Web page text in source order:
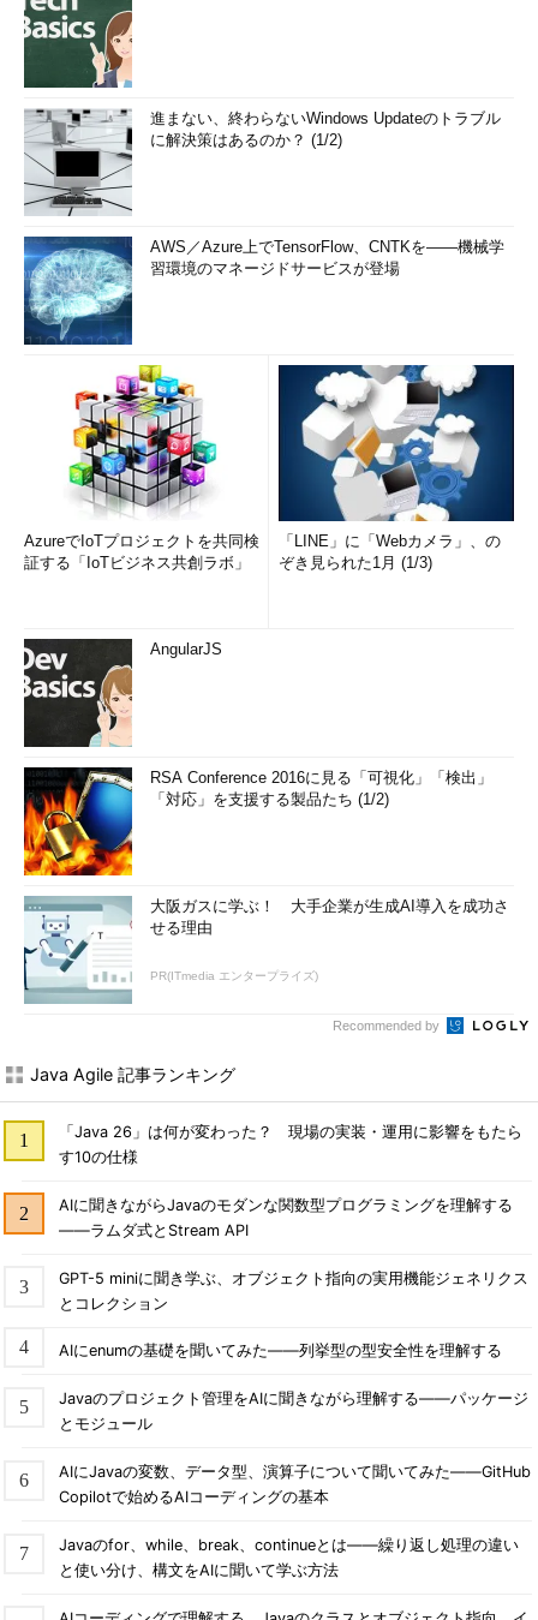
進まない、終わらないWindows Updateのトラブル
に解決策はあるのか？ (1/2)
AWS／Azure上でTensorFlow、CNTKを――機械学
習環境のマネージドサービスが登場
AzureでIoTプロジェクトを共同検
証する「IoTビジネス共創ラボ」
「LINE」に「Webカメラ」、の
ぞき見られた1月 (1/3)
AngularJS
RSA Conference 2016に見る「可視化」「検出」
「対応」を支援する製品たち (1/2)
大阪ガスに学ぶ！ 大手企業が生成AI導入を成功さ
せる理由
PR(ITmedia エンタープライズ)
Recommended by
Java Agile 記事ランキング
「Java 26」は何が変わった？ 現場の実装・運用に影響をもたら
す10の仕様
AIに聞きながらJavaのモダンな関数型プログラミングを理解する
――ラムダ式とStream API
GPT-5 miniに聞き学ぶ、オブジェクト指向の実用機能ジェネリクス
とコレクション
AIにenumの基礎を聞いてみた――列挙型の型安全性を理解する
Javaのプロジェクト管理をAIに聞きながら理解する――パッケージ
とモジュール
AIにJavaの変数、データ型、演算子について聞いてみた――GitHub
Copilotで始めるAIコーディングの基本
Javaのfor、while、break、continueとは――繰り返し処理の違い
と使い分け、構文をAIに聞いて学ぶ方法